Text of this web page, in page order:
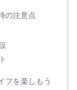
の注意点
フを楽しもう